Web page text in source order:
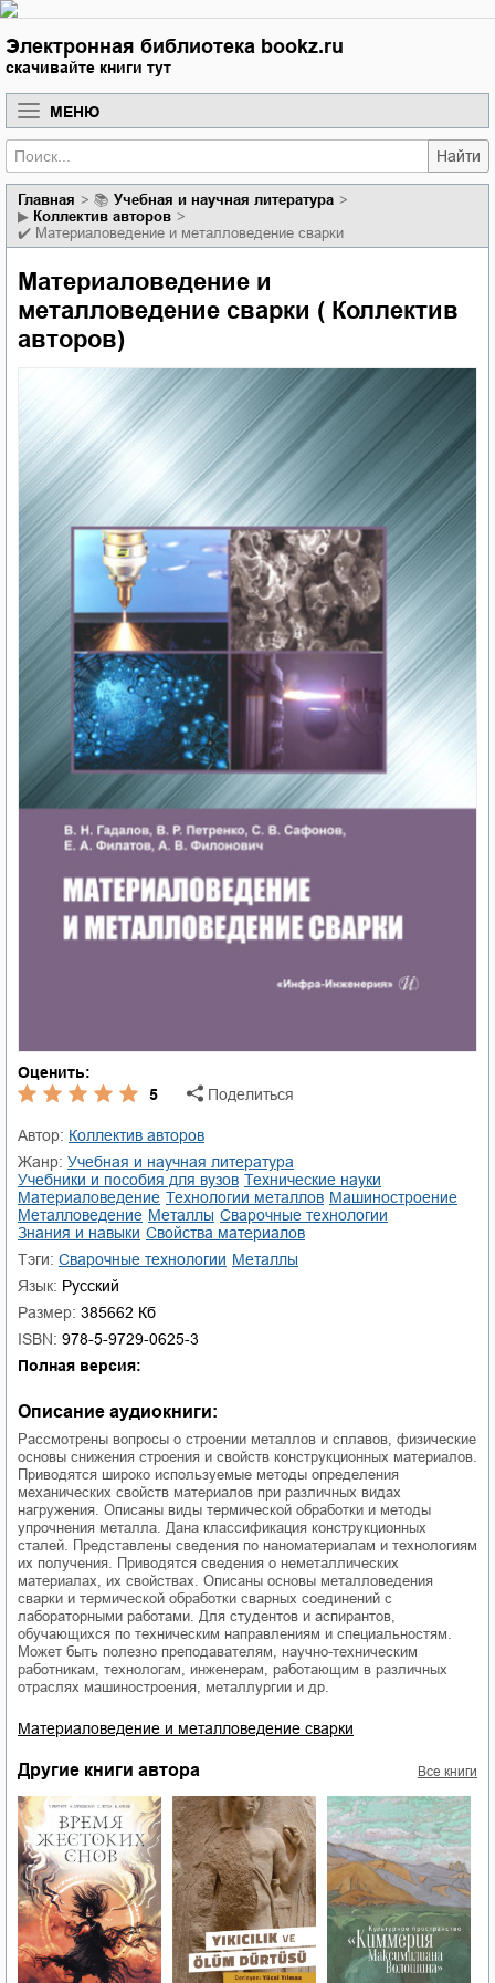
Электронная библиотека bookz.ru
скачивайте книги тут
МЕНЮ
Найти
Главная 📚
учебная и научная литература
▶ Коллектив авторов
✔️ Материаловедение и металловедение сварки
Материаловедение и
металловедение сварки ( Коллектив
авторов)
Оценить:
5
Поделиться
Автор:
Коллектив авторов
Жанр:
учебная и научная литература
учебники и пособия для вузов
технические науки
материаловедение
технологии металлов
машиностроение
металловедение
металлы
сварочные технологии
знания и навыки
свойства материалов
Тэги:
Сварочные технологии
Металлы
Язык: Русский
Размер: 385662 Кб
ISBN: 978-5-9729-0625-3
Полная версия:
Описание аудиокниги:
Рассмотрены вопросы о строении металлов и сплавов, физические
основы снижения строения и свойств конструкционных материалов.
Приводятся широко используемые методы определения
механических свойств материалов при различных видах
нагружения. Описаны виды термической обработки и методы
упрочнения металла. Дана классификация конструкционных
сталей. Представлены сведения по наноматериалам и технологиям
их получения. Приводятся сведения о неметаллических
материалах, их свойствах. Описаны основы металловедения
сварки и термической обработки сварных соединений с
лабораторными работами. Для студентов и аспирантов,
обучающихся по техническим направлениям и специальностям.
Может быть полезно преподавателям, научно-техническим
работникам, технологам, инженерам, работающим в различных
отраслях машиностроения, металлургии и др.
Материаловедение и металловедение сварки
Другие книги автора Все книги